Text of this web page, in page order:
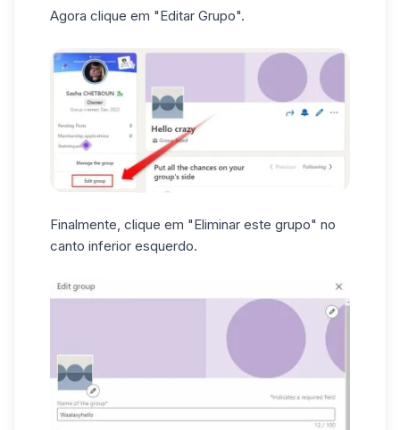
Agora clique em "Editar Grupo".
Finalmente, clique em "Eliminar este grupo" no
canto inferior esquerdo.